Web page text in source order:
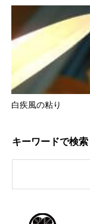
白疾風の粘り
キーワードで検索